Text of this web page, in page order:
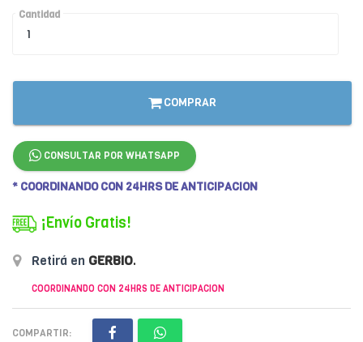
Cantidad
COMPRAR
CONSULTAR POR WHATSAPP
* COORDINANDO CON 24HRS DE ANTICIPACION
¡Envío Gratis!
Retirá en GERBIO.
COORDINANDO CON 24HRS DE ANTICIPACION
COMPARTIR: